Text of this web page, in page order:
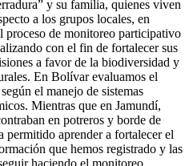
y su familia, quienes viven
a los grupos locales, en
de monitoreo participativo
con el fin de fortalecer sus
a favor de la biodiversidad y
En Bolívar evaluamos el
el manejo de sistemas
Mientras que en Jamundí,
en potreros y borde de
aprender a fortalecer el
que hemos registrado y las
haciendo el monitoreo